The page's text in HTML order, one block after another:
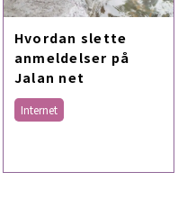
Hvordan slette
anmeldelser på
Jalan net
Internet